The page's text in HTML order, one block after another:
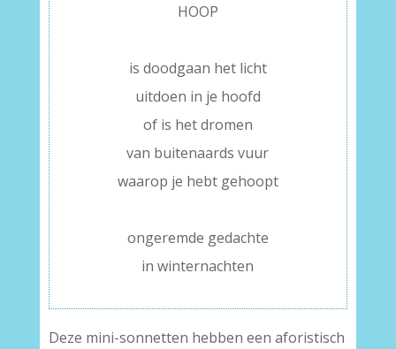
HOOP
is doodgaan het licht
uitdoen in je hoofd
of is het dromen
van buitenaards vuur
waarop je hebt gehoopt
ongeremde gedachte
in winternachten
Deze mini-sonnetten hebben een aforistisch